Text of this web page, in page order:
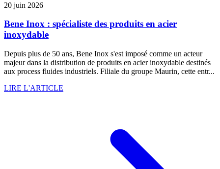
20 juin 2026
Bene Inox : spécialiste des produits en acier
inoxydable
Depuis plus de 50 ans, Bene Inox s'est imposé comme un acteur
majeur dans la distribution de produits en acier inoxydable destinés
aux process fluides industriels. Filiale du groupe Maurin, cette entr...
LIRE L'ARTICLE